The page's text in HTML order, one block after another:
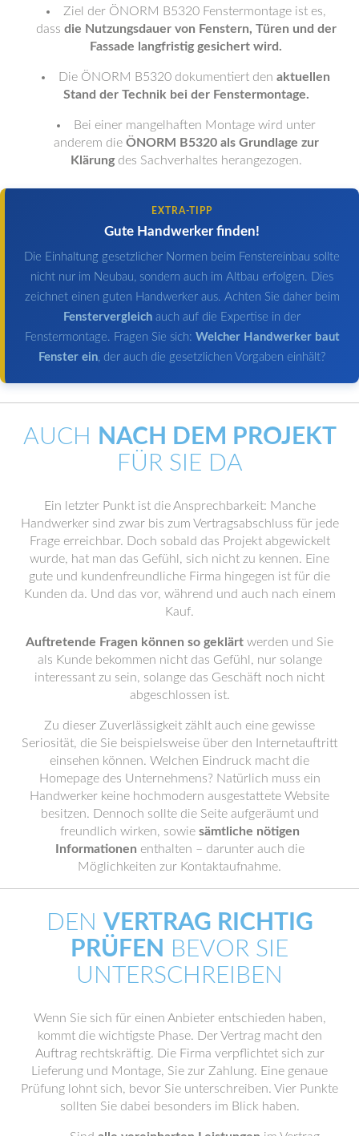
Ziel der ÖNORM B5320 Fenstermontage ist es,
dass die Nutzungsdauer von Fenstern, Türen und der
Fassade langfristig gesichert wird.
Die ÖNORM B5320 dokumentiert den aktuellen
Stand der Technik bei der Fenstermontage.
Bei einer mangelhaften Montage wird unter
anderem die ÖNORM B5320 als Grundlage zur
Klärungdes Sachverhaltes herangezogen.
EXTRA-TIPP
Gute Handwerker finden!
Die Einhaltung gesetzlicher Normen beim Fenstereinbau sollte
nicht nur im Neubau, sondern auch im Altbau erfolgen. Dies
zeichnet einen guten Handwerker aus. Achten Sie daher beim
Fenstervergleich auch auf die Expertise in der
Fenstermontage. Fragen Sie sich: Welcher Handwerker baut
Fenster ein, der auch die gesetzlichen Vorgaben einhält?
AUCH
NACH DEM PROJEKT
FÜR SIE DA
Ein letzter Punkt ist die Ansprechbarkeit: Manche
Handwerker sind zwar bis zum Vertragsabschluss für jede
Frage erreichbar. Doch sobald das Projekt abgewickelt
wurde, hat man das Gefühl, sich nicht zu kennen. Eine
gute und kundenfreundliche Firma hingegen ist für die
Kunden da. Und das vor, während und auch nach einem
Kauf.
Auftretende Fragen können so geklärt werden und Sie
als Kunde bekommen nicht das Gefühl, nur solange
interessant zu sein, solange das Geschäft noch nicht
abgeschlossen ist.
Zu dieser Zuverlässigkeit zählt auch eine gewisse
Seriosität, die Sie beispielsweise über den Internetauftritt
einsehen können. Welchen Eindruck macht die
Homepage des Unternehmens? Natürlich muss ein
Handwerker keine hochmodern ausgestattete Website
besitzen. Dennoch sollte die Seite aufgeräumt und
freundlich wirken, sowie sämtliche nötigen
Informationen enthalten – darunter auch die
Möglichkeiten zur Kontaktaufnahme.
DEN VERTRAG RICHTIG
PRÜFEN BEVOR SIE
UNTERSCHREIBEN
Wenn Sie sich für einen Anbieter entschieden haben,
kommt die wichtigste Phase. Der Vertrag macht den
Auftrag rechtskräftig. Die Firma verpflichtet sich zur
Lieferung und Montage, Sie zur Zahlung. Eine genaue
Prüfung lohnt sich, bevor Sie unterschreiben. Vier Punkte
sollten Sie dabei besonders im Blick haben.